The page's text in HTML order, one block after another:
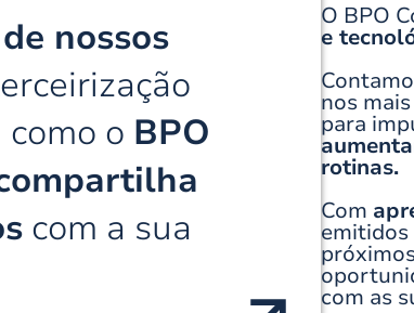
nossos
o BPO
com a sua
O BPO
e
nos
para
rotinas.
Com
com as